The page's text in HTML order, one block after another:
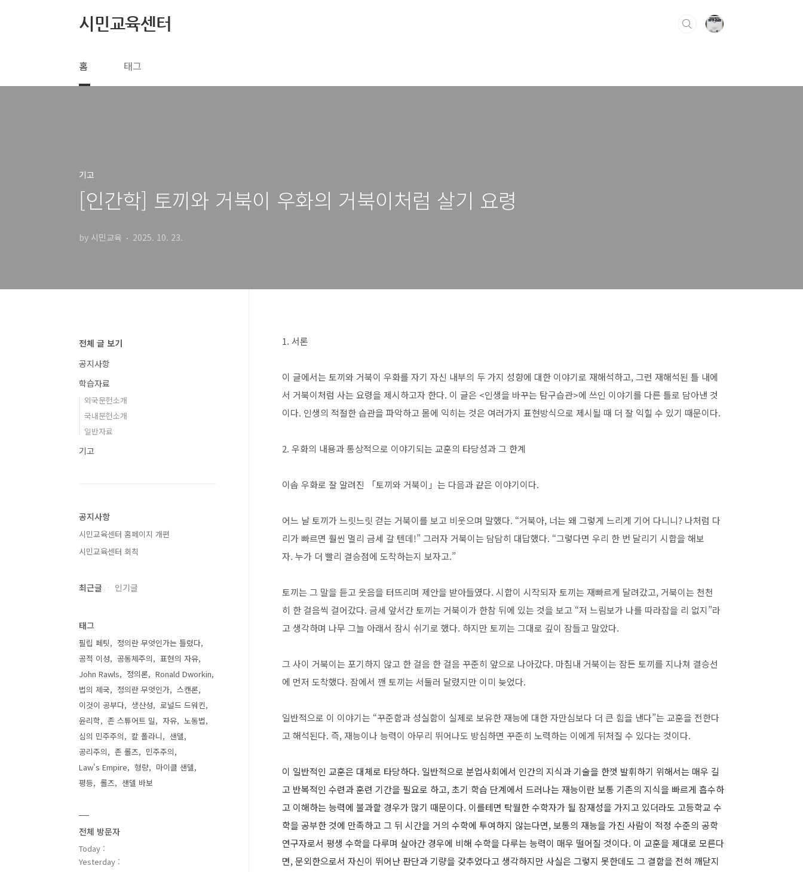
시민교육센터
홈 태그
기고
[인간학] 토끼와 거북이 우화의 거북이처럼 살기 요령
by 시민교육 2025. 10. 23.
1. 서론
이 글에서는 토끼와 거북이 우화를 자기 자신 내부의 두 가지 성향에 대한 이야기로 재해석하고, 그런 재해석된 틀 내에
서 거북이처럼 사는 요령을 제시하고자 한다. 이 글은 <인생을 바꾸는 탐구습관>에 쓰인 이야기를 다른 틀로 담아낸 것
이다. 인생의 적절한 습관을 파악하고 몸에 익히는 것은 여러가지 표현방식으로 제시될 때 더 잘 익힐 수 있기 때문이다.
2. 우화의 내용과 통상적으로 이야기되는 교훈의 타당성과 그 한계
이솝 우화로 잘 알려진 「토끼와 거북이」는 다음과 같은 이야기이다.
어느 날 토끼가 느릿느릿 걷는 거북이를 보고 비웃으며 말했다. “거북아, 너는 왜 그렇게 느리게 기어 다니니? 나처럼 다
리가 빠르면 훨씬 멀리 금세 갈 텐데!” 그러자 거북이는 담담히 대답했다. “그렇다면 우리 한 번 달리기 시합을 해보
자. 누가 더 빨리 결승점에 도착하는지 보자고.”
토끼는 그 말을 듣고 웃음을 터뜨리며 제안을 받아들였다. 시합이 시작되자 토끼는 재빠르게 달려갔고, 거북이는 천천
히 한 걸음씩 걸어갔다. 금세 앞서간 토끼는 거북이가 한참 뒤에 있는 것을 보고 “저 느림보가 나를 따라잡을 리 없지”라
고 생각하며 나무 그늘 아래서 잠시 쉬기로 했다. 하지만 토끼는 그대로 깊이 잠들고 말았다.
그 사이 거북이는 포기하지 않고 한 걸음 한 걸음 꾸준히 앞으로 나아갔다. 마침내 거북이는 잠든 토끼를 지나쳐 결승선
에 먼저 도착했다. 잠에서 깬 토끼는 서둘러 달렸지만 이미 늦었다.
일반적으로 이 이야기는 “꾸준함과 성실함이 실제로 보유한 재능에 대한 자만심보다 더 큰 힘을 낸다”는 교훈을 전한다
고 해석된다. 즉, 재능이나 능력이 아무리 뛰어나도 방심하면 꾸준히 노력하는 이에게 뒤처질 수 있다는 것이다.
이 일반적인 교훈은 대체로 타당하다. 일반적으로 분업사회에서 인간의 지식과 기술을 한껏 발휘하기 위해서는 매우 길
고 반복적인 수련과 훈련 기간을 필요로 하고, 초기 학습 단계에서 드러나는 재능이란 보통 기존의 지식을 빠르게 흡수하
고 이해하는 능력에 불과할 경우가 많기 때문이다. 이를테면 탁월한 수학자가 될 잠재성을 가지고 있더라도 고등학교 수
학을 공부한 것에 만족하고 그 뒤 시간을 거의 수학에 투여하지 않는다면, 보통의 재능을 가진 사람이 적정 수준의 공학
연구자로서 평생 수학을 다루며 살아간 경우에 비해 수학을 다루는 능력이 매우 떨어질 것이다. 이 교훈을 제대로 모른다
면, 문외한으로서 자신이 뛰어난 판단과 기량을 갖추었다고 생각하지만 사실은 그렇지 못한데도 그 결함을 전혀 깨닫지
전체 글 보기
공지사항
학습자료
외국문헌소개
국내문헌소개
일반자료
기고
공지사항
시민교육센터 홈페이지 개편
시민교육센터 회칙
최근글 인기글
태그
필립 페팃
정의란 무엇인가는 틀렸다
공적 이성
공동체주의
표현의 자유
John Rawls
정의론
Ronald Dworkin
법의 제국
정의란 무엇인가
스캔론
이것이 공부다
생산성
로널드 드워킨
윤리학
존 스튜어트 밀 자유
노동법
심의 민주주의
칼 폴라니
샌델
공리주의
존 롤즈
민주주의
Law's Empire
형량
마이클 샌델
평등
롤즈 샌델 바보
전체 방문자
Today :
Yesterday :